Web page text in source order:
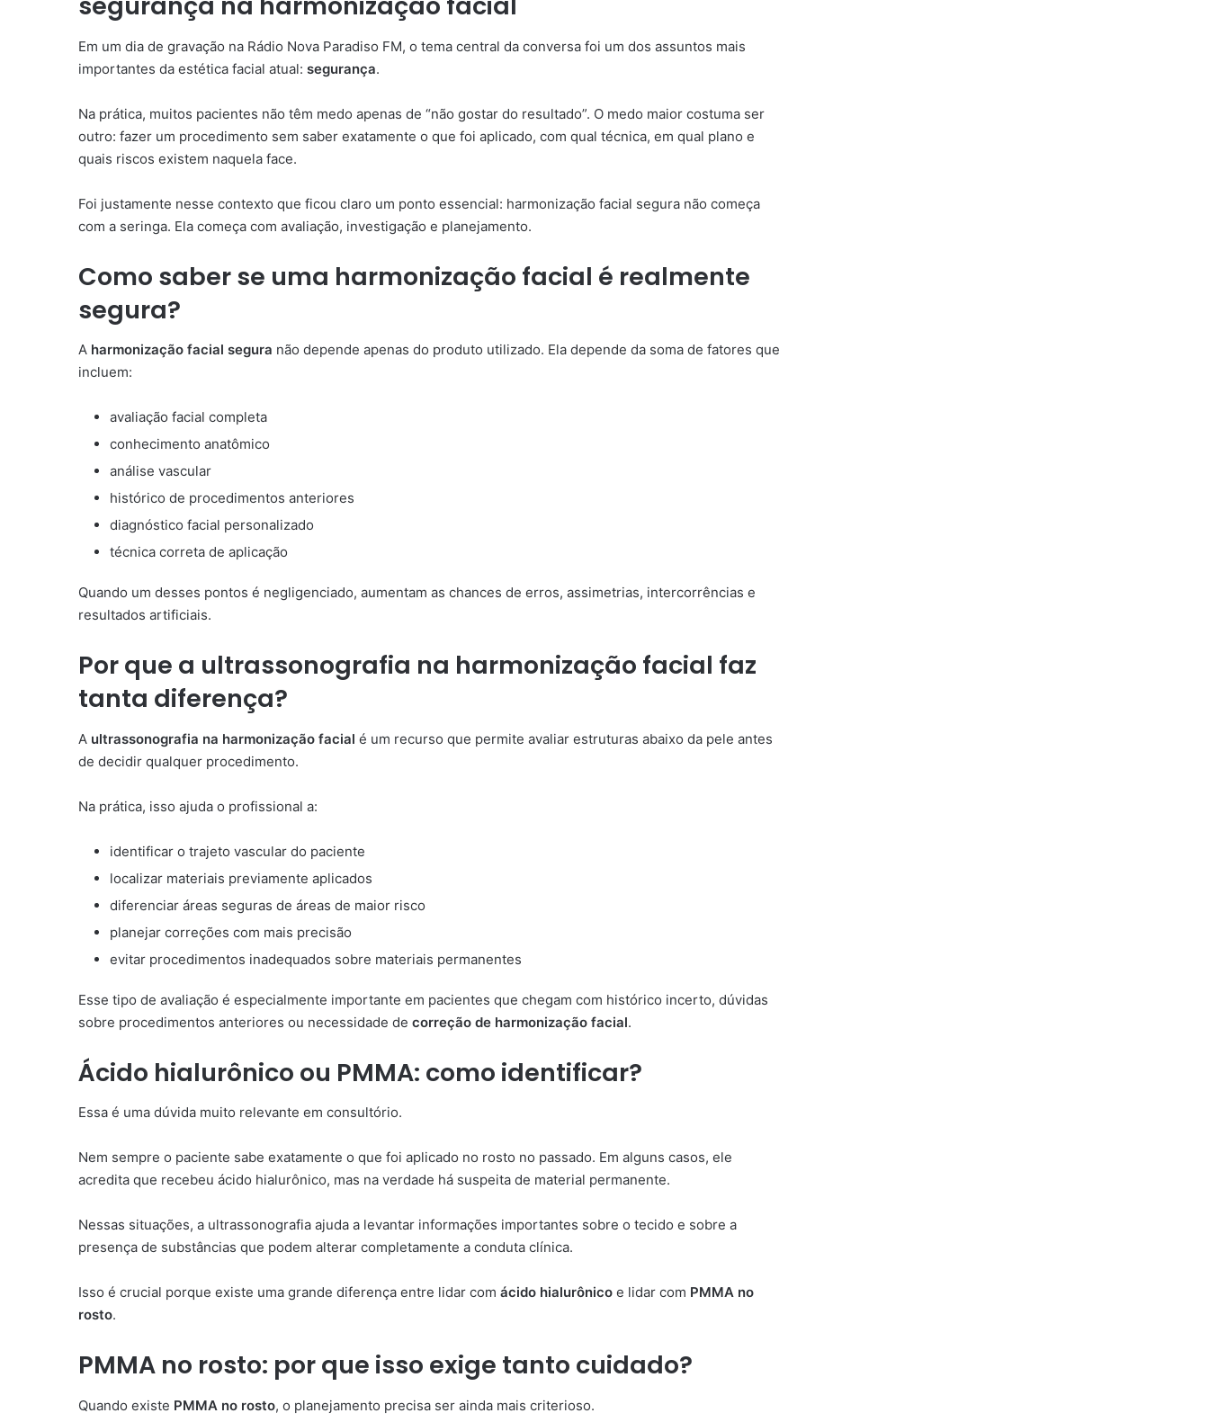
Em um dia de gravação na Rádio Nova Paradiso FM, o tema central da conversa foi um dos assuntos mais
importantes da estética facial atual: segurança.
Na prática, muitos pacientes não têm medo apenas de “não gostar do resultado”. O medo maior costuma ser
outro: fazer um procedimento sem saber exatamente o que foi aplicado, com qual técnica, em qual plano e
quais riscos existem naquela face.
Foi justamente nesse contexto que ficou claro um ponto essencial: harmonização facial segura não começa
com a seringa. Ela começa com avaliação, investigação e planejamento.
Como saber se uma harmonização facial é realmente
segura?
A harmonização facial segura não depende apenas do produto utilizado. Ela depende da soma de fatores que
incluem:
avaliação facial completa
conhecimento anatômico
análise vascular
histórico de procedimentos anteriores
diagnóstico facial personalizado
técnica correta de aplicação
Quando um desses pontos é negligenciado, aumentam as chances de erros, assimetrias, intercorrências e
resultados artificiais.
Por que a ultrassonografia na harmonização facial faz
tanta diferença?
A ultrassonografia na harmonização facial é um recurso que permite avaliar estruturas abaixo da pele antes
de decidir qualquer procedimento.
Na prática, isso ajuda o profissional a:
identificar o trajeto vascular do paciente
localizar materiais previamente aplicados
diferenciar áreas seguras de áreas de maior risco
planejar correções com mais precisão
evitar procedimentos inadequados sobre materiais permanentes
Esse tipo de avaliação é especialmente importante em pacientes que chegam com histórico incerto, dúvidas
sobre procedimentos anteriores ou necessidade de correção de harmonização facial.
Ácido hialurônico ou PMMA: como identificar?
Essa é uma dúvida muito relevante em consultório.
Nem sempre o paciente sabe exatamente o que foi aplicado no rosto no passado. Em alguns casos, ele
acredita que recebeu ácido hialurônico, mas na verdade há suspeita de material permanente.
Nessas situações, a ultrassonografia ajuda a levantar informações importantes sobre o tecido e sobre a
presença de substâncias que podem alterar completamente a conduta clínica.
Isso é crucial porque existe uma grande diferença entre lidar com ácido hialurônico e lidar com PMMA no
rosto.
PMMA no rosto: por que isso exige tanto cuidado?
Quando existe PMMA no rosto, o planejamento precisa ser ainda mais criterioso.